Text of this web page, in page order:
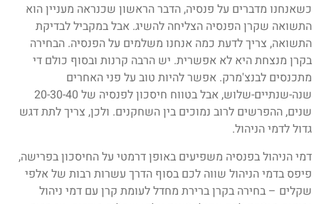
כשאנחנו מדברים על פנסיה, הדבר הראשון שכנראה מעניין הוא
התשואה שקרן הפנסיה הצליחה להשיג. אבל במקביל לבדיקת
התשואה, צריך לדעת כמה אנחנו משלמים על הפנסיה. הבחירה
בקרן מנצחת היא לא אפשרית. יש הרבה קרנות ובסוף כולם די
מתכנסים לבנצ'מרק. אפשר להיות טוב על פני האחרים
שנה-שנתיים-שלוש, אבל בטווח חיסכון לפנסיה של 20-30-40
שנים, ההפרשים לרוב נמוכים בין השחקנים. ולכן, צריך לתת דגש
גדול לדמי הניהול.
דמי הניהול בפנסיה משפיעים באופן דרמטי על החיסכון בפרישה,
פיפס בדמי הניהול שווה לכם בסוף הדרך עשרות רבות של אלפי
שקלים – בחירה בקרן ברירת מחדל לעומת קרן עם דמי ניהול